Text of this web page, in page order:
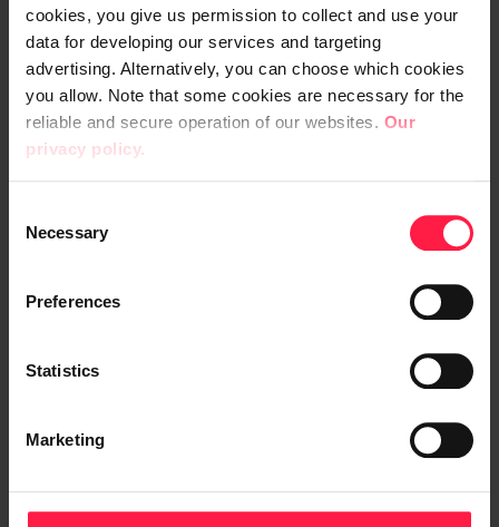
cookies, you give us permission to collect and use your
data for developing our services and targeting
advertising. Alternatively, you can choose which cookies
you allow. Note that some cookies are necessary for the
reliable and secure operation of our websites. Our
privacy policy.
Necessary
Preferences
Statistics
Marketing
Edellistä määritelmää ei kuitenkaan kannata
soveltaa joka tilanteessa, sillä esimerkiksi
rintasyöpää diagnosoidessa ei kannata
pitää huolta siitä, että positiivisten
että joissakin tapauksissa, ainakin
hyväksi käyttää koneoppimismallin
Lisää esimerkkejä reiluuden määritelmistä
Explained